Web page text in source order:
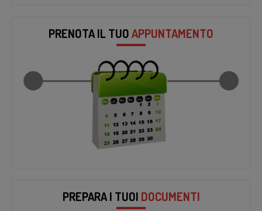
PRENOTA IL TUOAPPUNTAMENTO
PREPARA I TUOI DOCUMENTI